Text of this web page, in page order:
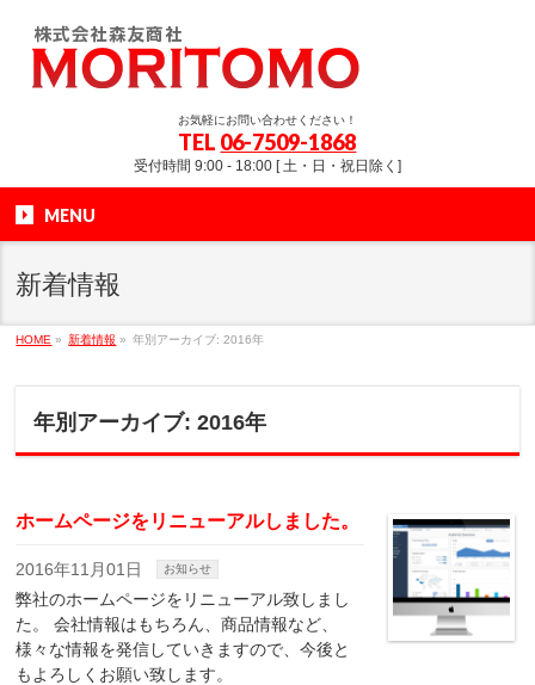
お気軽にお問い合わせください！
TEL 06-7509-1868
受付時間 9:00 - 18:00 [ 土・日・祝日除く]
MENU
新着情報
HOME » 新着情報 » 年別アーカイブ: 2016年
年別アーカイブ: 2016年
ホームページをリニューアルしました。
2016年11月01日 お知らせ
弊社のホームページをリニューアル致しまし
た。 会社情報はもちろん、商品情報など、
様々な情報を発信していきますので、今後と
もよろしくお願い致します。